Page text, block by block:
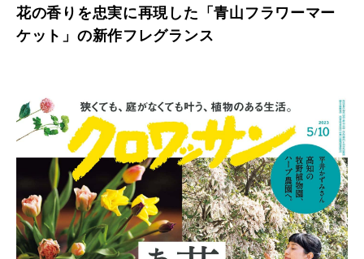
花の香りを忠実に再現した「青山フラワーマー
ケット」の新作フレグランス